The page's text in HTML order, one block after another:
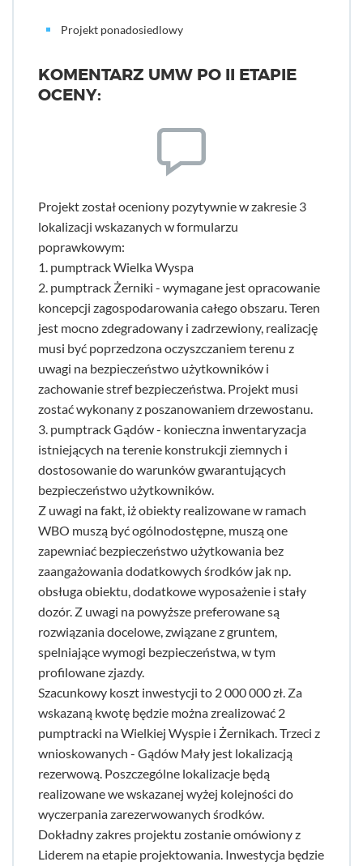
Projekt ponadosiedlowy
KOMENTARZ UMW PO II ETAPIE
OCENY:
Projekt został oceniony pozytywnie w zakresie 3
lokalizacji wskazanych w formularzu
poprawkowym:
1. pumptrack Wielka Wyspa
2. pumptrack Żerniki - wymagane jest opracowanie
koncepcji zagospodarowania całego obszaru. Teren
jest mocno zdegradowany i zadrzewiony, realizację
musi być poprzedzona oczyszczaniem terenu z
uwagi na bezpieczeństwo użytkowników i
zachowanie stref bezpieczeństwa. Projekt musi
zostać wykonany z poszanowaniem drzewostanu.
3. pumptrack Gądów - konieczna inwentaryzacja
istniejących na terenie konstrukcji ziemnych i
dostosowanie do warunków gwarantujących
bezpieczeństwo użytkowników.
Z uwagi na fakt, iż obiekty realizowane w ramach
WBO muszą być ogólnodostępne, muszą one
zapewniać bezpieczeństwo użytkowania bez
zaangażowania dodatkowych środków jak np.
obsługa obiektu, dodatkowe wyposażenie i stały
dozór. Z uwagi na powyższe preferowane są
rozwiązania docelowe, związane z gruntem,
spelniające wymogi bezpieczeństwa, w tym
profilowane zjazdy.
Szacunkowy koszt inwestycji to 2 000 000 zł. Za
wskazaną kwotę będzie można zrealizować 2
pumptracki na Wielkiej Wyspie i Żernikach. Trzeci z
wnioskowanych - Gądów Mały jest lokalizacją
rezerwową. Poszczególne lokalizacje będą
realizowane we wskazanej wyżej kolejności do
wyczerpania zarezerwowanych środków.
Dokładny zakres projektu zostanie omówiony z
Liderem na etapie projektowania. Inwestycja będzie